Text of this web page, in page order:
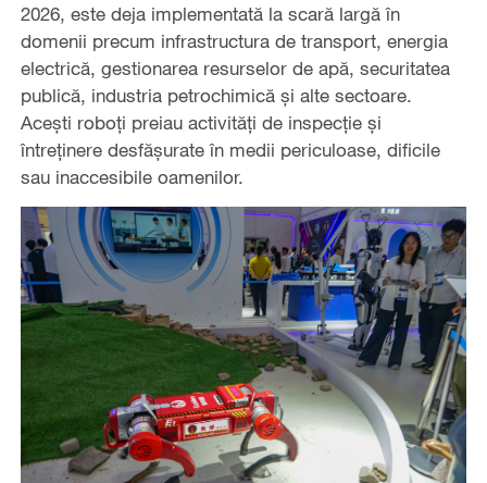
2026, este deja implementată la scară largă în
domenii precum infrastructura de transport, energia
electrică, gestionarea resurselor de apă, securitatea
publică, industria petrochimică și alte sectoare.
Acești roboți preiau activități de inspecție și
întreținere desfășurate în medii periculoase, dificile
sau inaccesibile oamenilor.